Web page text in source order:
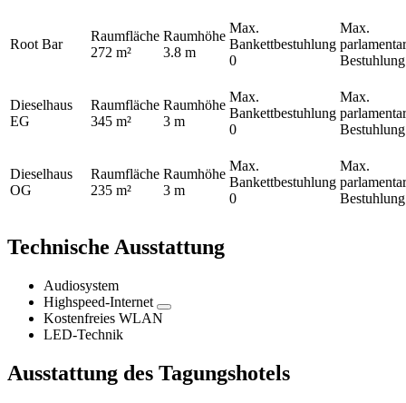
Root Bar
Raumfläche
272 m²
Raumhöhe
3.8 m
Max.
Bankettbestuhlung
0
Max.
Dieselhaus
EG
Raumfläche
345 m²
Raumhöhe
3 m
Max.
Bankettbestuhlung
0
Max.
Dieselhaus
OG
Raumfläche
235 m²
Raumhöhe
3 m
Max.
Bankettbestuhlung
0
Max.
Technische Ausstattung
Audiosystem
Highspeed-Internet
Kostenfreies WLAN
LED-Technik
Ausstattung des Tagungshotels